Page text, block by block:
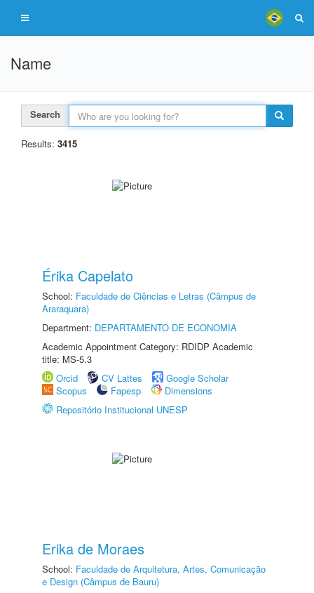
Name
Search
Results: 3415
Érika Capelato
School: Faculdade de Ciências e Letras (Câmpus de
Araraquara)
Department: DEPARTAMENTO DE ECONOMIA
Academic Appointment Category: RDIDP Academic
title: MS-5.3
Orcid
CV Lattes
Google Scholar
Scopus
Fapesp
Dimensions
Repositório Institucional UNESP
Erika de Moraes
School: Faculdade de Arquitetura, Artes, Comunicação
e Design (Câmpus de Bauru)